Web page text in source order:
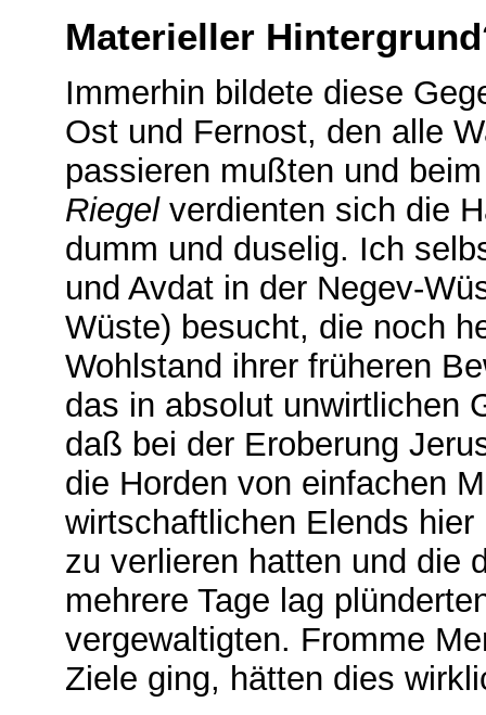
Materieller
Immerhin bildete diese
Ost und Fernost, den alle
passieren mußten und
Riegelverdienten sich die
dumm und duselig. Ich
und Avdat in der Negev-
Wüste) besucht, die noch
Wohlstand ihrer früheren
das in absolut unwirtlichen
daß bei der Eroberung
die Horden von einfachen
wirtschaftlichen Elends
zu verlieren hatten und die
mehrere Tage lag
vergewaltigten. Fromme
Ziele ging, hätten dies